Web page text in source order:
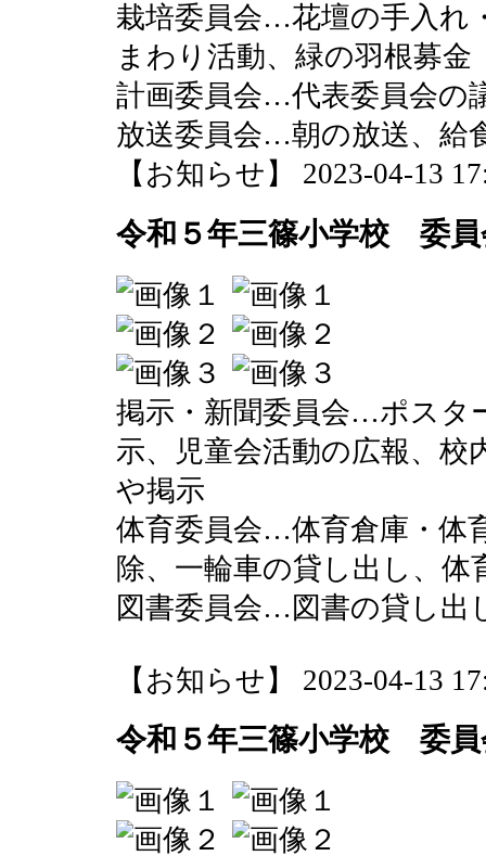
栽培委員会…花壇の手入れ
まわり活動、緑の羽根募金
計画委員会…代表委員会の
放送委員会…朝の放送、給
【お知らせ】 2023-04-13
令和５年三篠小学校 委
掲示・新聞委員会…ポスタ
示、児童会活動の広報、校
や掲示
体育委員会…体育倉庫・体
除、一輪車の貸し出し、体
図書委員会…図書の貸し出
【お知らせ】 2023-04-13
令和５年三篠小学校 委